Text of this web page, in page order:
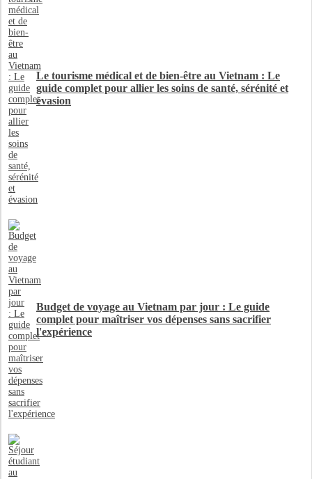
Le tourisme médical et de bien-être au Vietnam : Le
guide complet pour allier les soins de santé, sérénité et
évasion
Budget de voyage au Vietnam par jour : Le guide
complet pour maîtriser vos dépenses sans sacrifier
l'expérience